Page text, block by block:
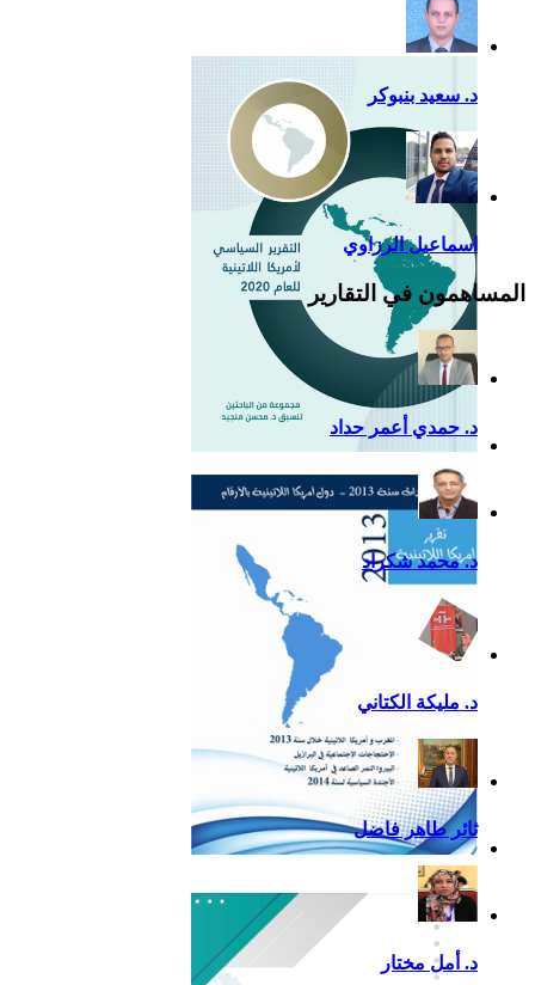
للصين في أمريكا اللاتينية
التقرير السياسي لأمريكا
اللاتينية للعام 2020
تقرير أمريكا اللاتينية لسنة
2013
د. سعيد بنبوكر
اسماعيل الرزاوي
المساهمون في التقارير
د. حمدي أعمر حداد
د. محمد شكراد
د. مليكة الكتاني
ثائر طاهر فاضل
د. أمل مختار